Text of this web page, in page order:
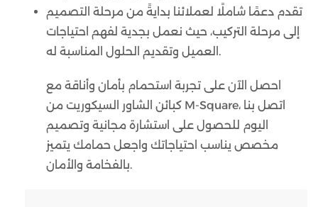
تقدم دعمًا شاملًا لعملائنا بدايةً من مرحلة التصميم
إلى مرحلة التركيب، حيث نعمل بجدية لفهم احتياجات
العميل وتقديم الحلول المناسبة له.
احصل الآن على تجربة استحمام بأمان وأناقة مع
كبائن الشاور السيكوريت من M-Square، اتصل بنا
اليوم للحصول على استشارة مجانية وتصميم
مخصص يناسب احتياجاتك واجعل حمامك يتميز
بالفخامة والأمان.